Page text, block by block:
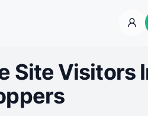
Site Visitors